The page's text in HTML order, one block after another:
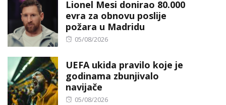
Lionel Mesi donirao 80.000
evra za obnovu poslije
požara u Madridu
Posted
05/08/2026
UEFA ukida pravilo koje je
godinama zbunjivalo
navijače
Posted
05/08/2026